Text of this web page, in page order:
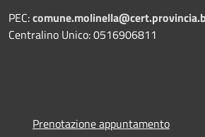
PEC:
Centralino Unico: 0516906811
Prenotazione appuntamento